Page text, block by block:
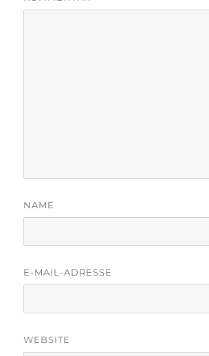
NAME
E-MAIL-ADRESSE
WEBSITE